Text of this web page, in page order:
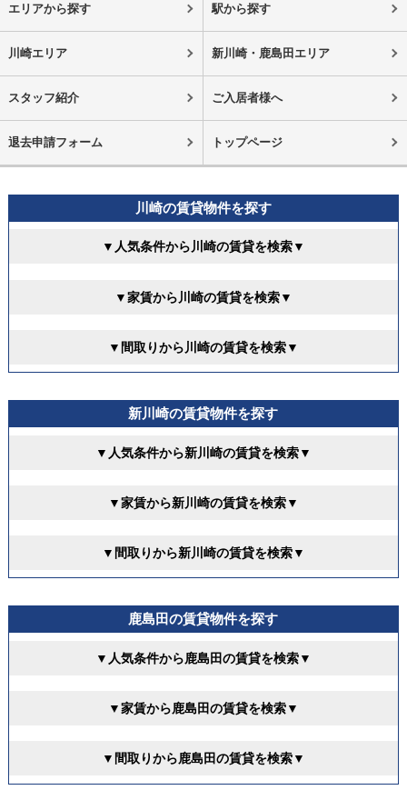
エリアから探す 駅から探す
川崎エリア 新川崎・鹿島田エリア
スタッフ紹介 ご入居者様へ
退去申請フォーム トップページ
川崎の賃貸物件を探す
▼人気条件から川崎の賃貸を検索▼
▼家賃から川崎の賃貸を検索▼
▼間取りから川崎の賃貸を検索▼
新川崎の賃貸物件を探す
▼人気条件から新川崎の賃貸を検索▼
▼家賃から新川崎の賃貸を検索▼
▼間取りから新川崎の賃貸を検索▼
鹿島田の賃貸物件を探す
▼人気条件から鹿島田の賃貸を検索▼
▼家賃から鹿島田の賃貸を検索▼
▼間取りから鹿島田の賃貸を検索▼